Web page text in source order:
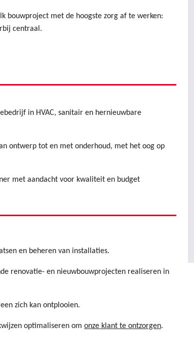
bouwproject met de hoogste zorg af te werken:
centraal.
in HVAC, sanitair en hernieuwbare
ontwerp tot en met onderhoud, met het oog op
met aandacht voor kwaliteit en budget
en beheren van installaties.
renovatie- en nieuwbouwprojecten realiseren in
zich kan ontplooien.
optimaliseren om onze klant te ontzorgen.